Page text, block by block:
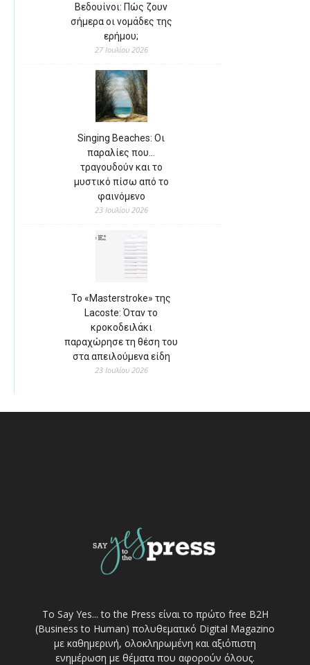
Βεδουίνοι: Πώς ζουν
σήμερα οι νομάδες της
ερήμου;
27 Ιουλίου 2026
Singing Beaches: Οι
παραλίες που…
τραγουδούν και το
μυστικό πίσω από το
φαινόμενο
23 Ιουλίου 2026
Το «Masterstroke» της
Lacoste: Όταν το
κροκοδειλάκι
παραχώρησε τη θέση του
στα απειλούμενα είδη
23 Ιουλίου 2026
Το Say Yes... to the Press είναι το πρώτο free Β2Η
(Business to Human) πολυθεματικό Digital Magazino
με καθημερινή, ολοκληρωμένη και αξιόπιστη
ενημέρωση με θέματα που αφορούν όλους.